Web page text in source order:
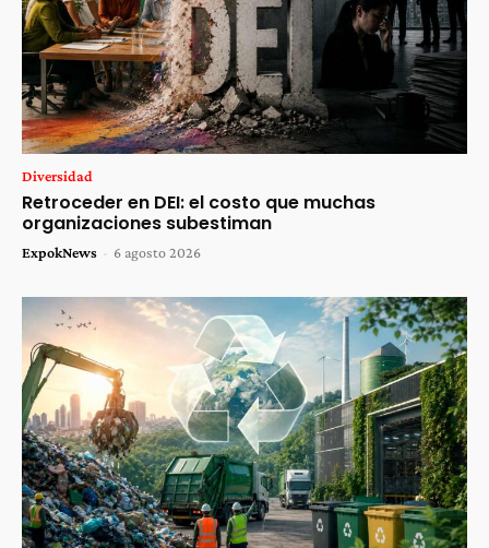
Diversidad
Retroceder en DEI: el costo que muchas
organizaciones subestiman
ExpokNews - 6 agosto 2026